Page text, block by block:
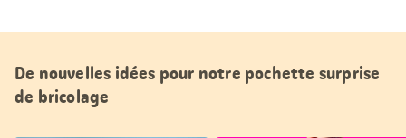
De nouvelles idées pour notre pochette surprise
de bricolage